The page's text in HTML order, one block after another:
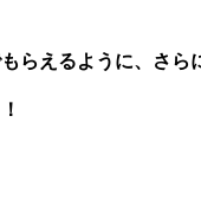
らえるように、さら